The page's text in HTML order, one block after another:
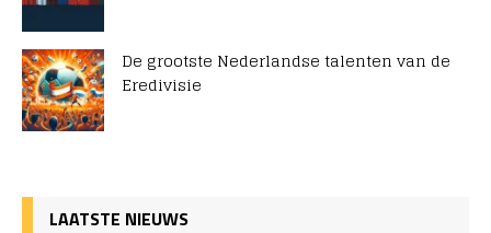
De grootste Nederlandse talenten van de
Eredivisie
LAATSTE NIEUWS